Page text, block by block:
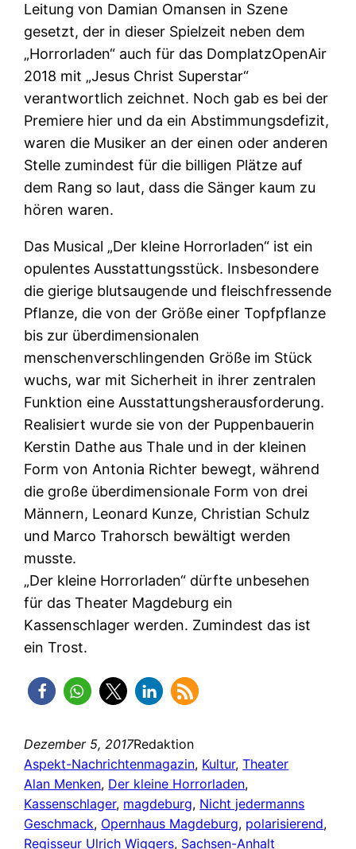
Leitung von Damian Omansen in Szene
gesetzt, der in dieser Spielzeit neben dem
„Horrorladen“ auch für das DomplatzOpenAir
2018 mit „Jesus Christ Superstar“
verantwortlich zeichnet. Noch gab es bei der
Premiere hier und da ein Abstimmungsdefizit,
waren die Musiker an der einen oder anderen
Stelle zumindest für die billigen Plätze auf
dem Rang so laut, dass die Sänger kaum zu
hören waren.
Das Musical „Der kleine Horrorladen“ ist ein
opulentes Ausstattungsstück. Insbesondere
die gierige blutsaugende und fleischfressende
Pflanze, die von der Größe einer Topfpflanze
bis zur überdimensionalen
menschenverschlingenden Größe im Stück
wuchs, war mit Sicherheit in ihrer zentralen
Funktion eine Ausstattungsherausforderung.
Realisiert wurde sie von der Puppenbauerin
Kerstin Dathe aus Thale und in der kleinen
Form von Antonia Richter bewegt, während
die große überdimensionale Form von drei
Männern, Leonard Kunze, Christian Schulz
und Marco Trahorsch bewältigt werden
musste.
„Der kleine Horrorladen“ dürfte unbesehen
für das Theater Magdeburg ein
Kassenschlager werden. Zumindest das ist
ein Trost.
Dezember 5, 2017Redaktion
Aspekt-Nachrichtenmagazin, Kultur, Theater
Alan Menken, Der kleine Horrorladen
Kassenschlager, magdeburg, Nicht jedermanns
Geschmack, Opernhaus Magdeburg, polarisierend
Regisseur Ulrich Wiggers, Sachsen-Anhalt